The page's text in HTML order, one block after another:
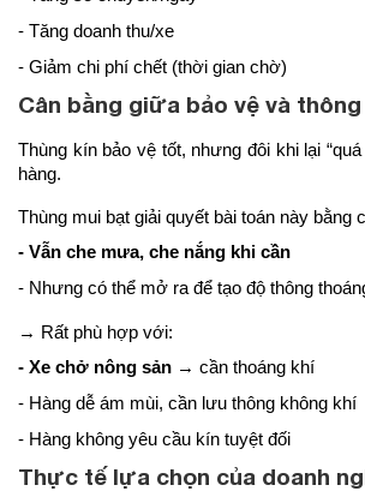
- Tăng doanh thu/xe
- Giảm chi phí chết (thời gian chờ)
Cân bằng giữa bảo vệ và
Thùng kín bảo vệ tốt, nhưng đôi khi lại
hàng.
Thùng mui bạt giải quyết bài toán này bằng
- Vẫn che mưa, che nắng khi cần
- Nhưng có thể mở ra để tạo độ thông
→ Rất phù hợp với:
- Xe chở nông sản → cần thoáng khí
- Hàng dễ ám mùi, cần lưu thông không khí
- Hàng không yêu cầu kín tuyệt đối
Thực tế lựa chọn của doanh